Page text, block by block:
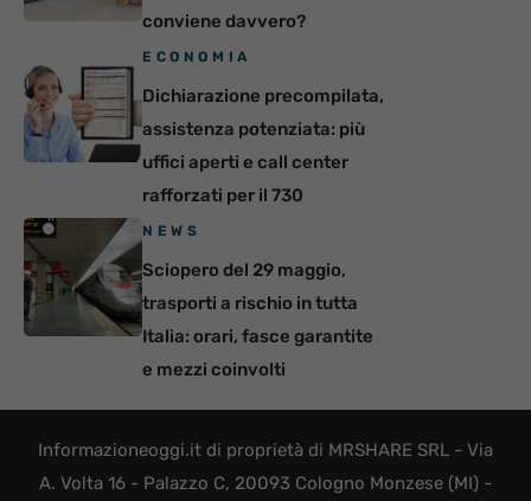
conviene davvero?
ECONOMIA
Dichiarazione precompilata,
assistenza potenziata: più
uffici aperti e call center
rafforzati per il 730
NEWS
Sciopero del 29 maggio,
trasporti a rischio in tutta
Italia: orari, fasce garantite
e mezzi coinvolti
Informazioneoggi.it di proprietà di MRSHARE SRL - Via
A. Volta 16 - Palazzo C, 20093 Cologno Monzese (MI) -